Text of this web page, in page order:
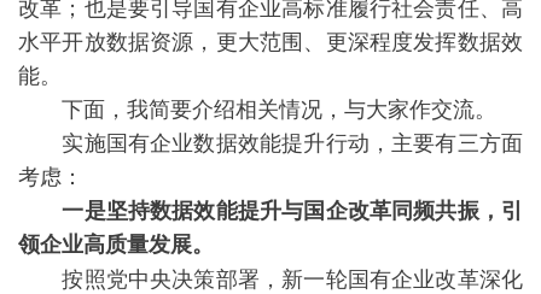
水平开放数据资源，更大范围、更深程度发挥数据效
能。
下面，我简要介绍相关情况，与大家作交流。
实施国有企业数据效能提升行动，主要有三方面
考虑：
一是坚持数据效能提升与国企改革同频共振，引
领企业高质量发展。
按照党中央决策部署，新一轮国有企业改革深化